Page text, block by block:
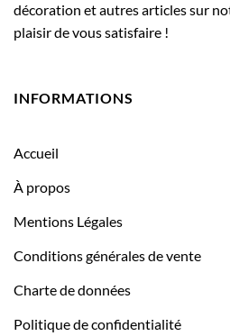
décoration et autres articles sur
plaisir de vous satisfaire !
INFORMATIONS
Accueil
À propos
Mentions Légales
Conditions générales de vente
Charte de données
Politique de confidentialité